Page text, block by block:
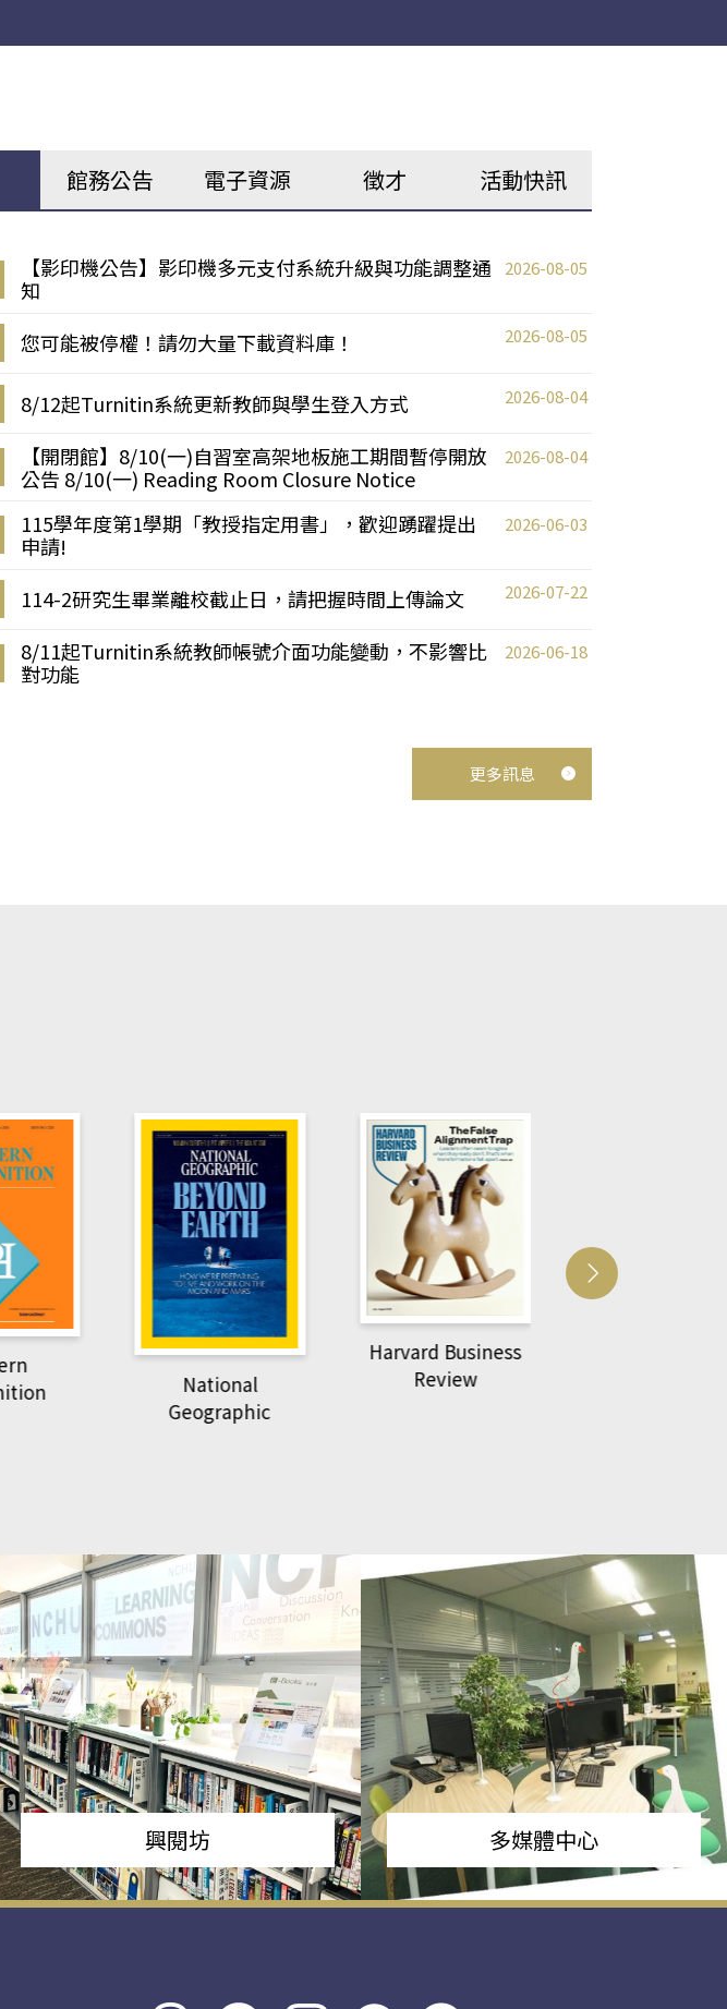
館務公告 電子資源 徵才 活動快訊
【影印機公告】影印機多元支付系統升級與功能調整通
知
2026-08-05
您可能被停權！請勿大量下載資料庫！ 2026-08-05
8/12起Turnitin系統更新教師與學生登入方式 2026-08-04
【開閉館】8/10(一)自習室高架地板施工期間暫停開放
公告 8/10(一) Reading Room Closure Notice
2026-08-04
115學年度第1學期「教授指定用書」，歡迎踴躍提出
申請!
2026-06-03
114-2研究生畢業離校截止日，請把握時間上傳論文 2026-07-22
8/11起Turnitin系統教師帳號介面功能變動，不影響比
對功能
2026-06-18
更多訊息
National
Harvard Business
萌動力一頁漫畫學生
興閱坊 多媒體中心